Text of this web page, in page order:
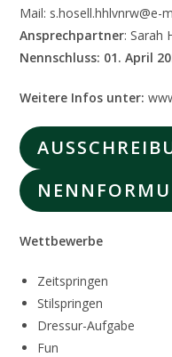
Mail: s.hosell.hhlvnrw@e-
Ansprechpartner: Sarah
Nennschluss: 01. April
Weitere Infos unter:
Wettbewerbe
Zeitspringen
Stilspringen
Dressur-Aufgabe
Fun